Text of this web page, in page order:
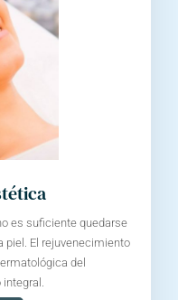
es suficiente quedarse
piel. El rejuvenecimiento
del